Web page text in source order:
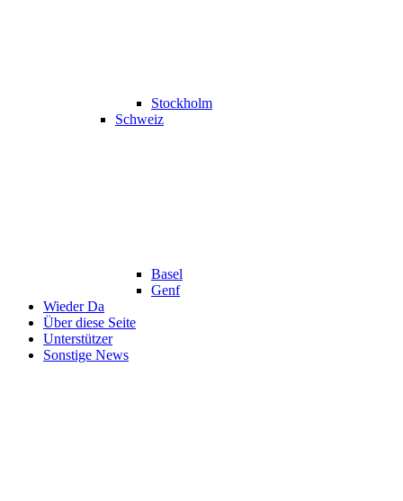
Stockholm
Schweiz
Basel
Genf
Wieder Da
Über diese Seite
Unterstützer
Sonstige News